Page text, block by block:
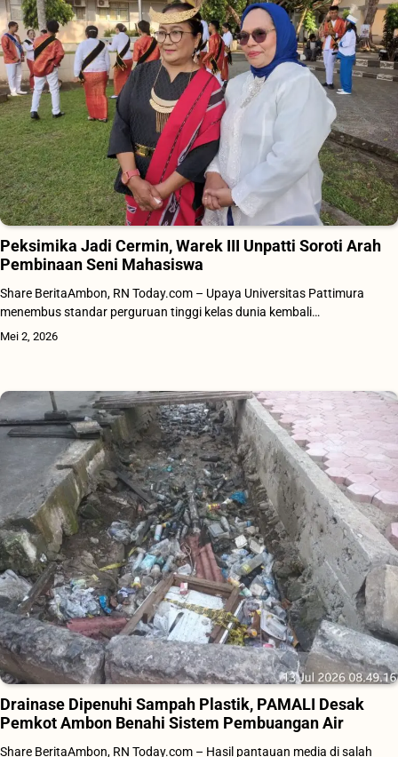
Peksimika Jadi Cermin, Warek III Unpatti Soroti Arah
Pembinaan Seni Mahasiswa
Share BeritaAmbon, RN Today.com – Upaya Universitas Pattimura
menembus standar perguruan tinggi kelas dunia kembali…
Mei 2, 2026
Drainase Dipenuhi Sampah Plastik, PAMALI Desak
Pemkot Ambon Benahi Sistem Pembuangan Air
Share BeritaAmbon, RN Today.com – Hasil pantauan media di salah